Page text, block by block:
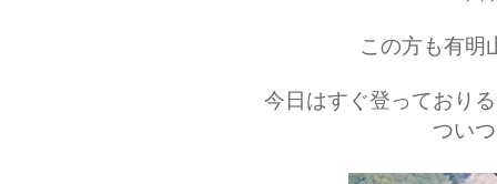
この方も有明
今日はすぐ登っており
つい